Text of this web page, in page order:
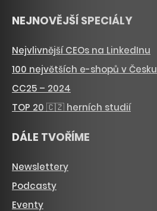
NEJNOVĚJŠÍ SPECIÁLY
Nejvlivnější CEOs na LinkedInu
100 největších e-shopů v Česku
CC25 – 2024
TOP 20 🇨🇿 herních studií
DÁLE TVOŘÍME
Newslettery
Podcasty
Eventy